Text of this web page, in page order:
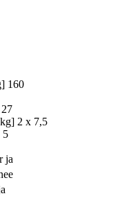
160
27
2 x 7,5
5
ja